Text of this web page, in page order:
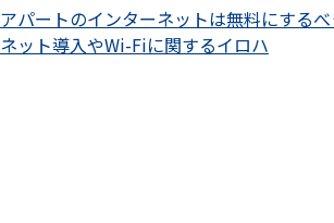
アパートのインターネットは無料にする
ネット導入やWi-Fiに関するイロハ